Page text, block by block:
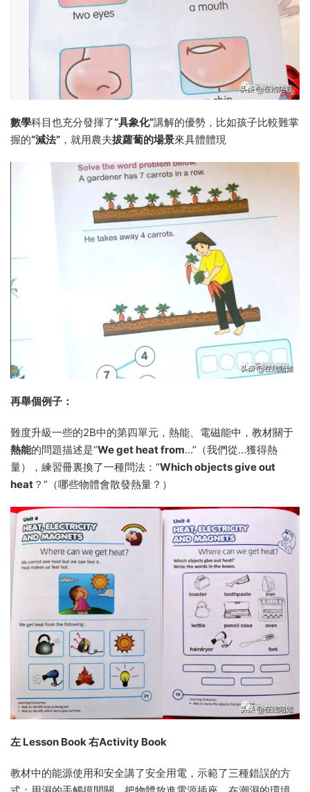
數學科目也充分發揮了“具象化”講解的優勢，比如孩子比較難掌
握的“減法” ，就用農夫拔蘿蔔的場景來具體體現
再舉個例子：
難度升級一些的2B中的第四單元，熱能、電磁能中，教材關于
熱能的問題描述是“We get heat from…”（我們從…獲得熱
量），練習冊裏換了一種問法：“Which objects give out
heat ？”（哪些物體會散發熱量？）
左 Lesson Book 右Activity Book
教材中的能源使用和安全講了安全用電，示範了三種錯誤的方